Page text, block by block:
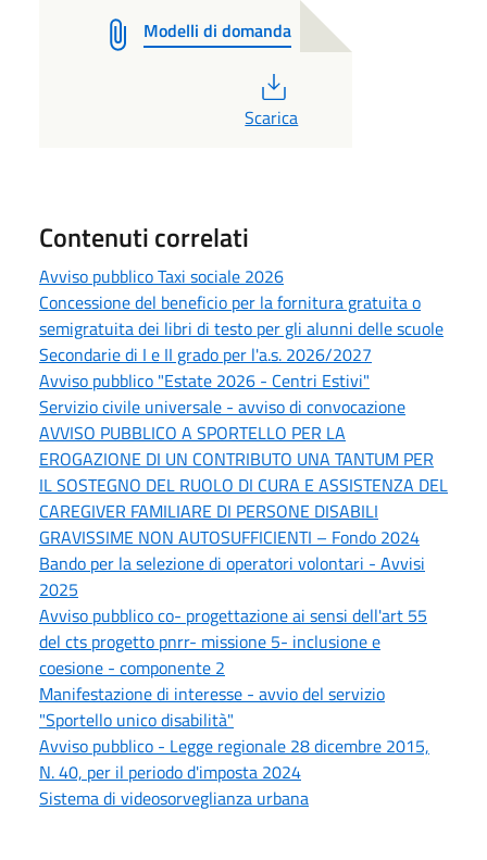
Modelli di domanda
Scarica
Contenuti correlati
Avviso pubblico Taxi sociale 2026
Concessione del beneficio per la fornitura gratuita o
semigratuita dei libri di testo per gli alunni delle scuole
Secondarie di I e II grado per l'a.s. 2026/2027
Avviso pubblico "Estate 2026 - Centri Estivi"
Servizio civile universale - avviso di convocazione
AVVISO PUBBLICO A SPORTELLO PER LA
EROGAZIONE DI UN CONTRIBUTO UNA TANTUM PER
IL SOSTEGNO DEL RUOLO DI CURA E ASSISTENZA DEL
CAREGIVER FAMILIARE DI PERSONE DISABILI
GRAVISSIME NON AUTOSUFFICIENTI – Fondo 2024
Bando per la selezione di operatori volontari - Avvisi
2025
Avviso pubblico co- progettazione ai sensi dell'art 55
del cts progetto pnrr- missione 5- inclusione e
coesione - componente 2
Manifestazione di interesse - avvio del servizio
"Sportello unico disabilità"
Avviso pubblico - Legge regionale 28 dicembre 2015,
N. 40, per il periodo d'imposta 2024
Sistema di videosorveglianza urbana